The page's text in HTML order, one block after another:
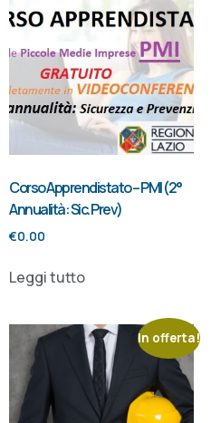
Corso Apprendistato – PMI (2°
Annualità: Sic. Prev)
€0.00
Leggi tutto
In offerta!